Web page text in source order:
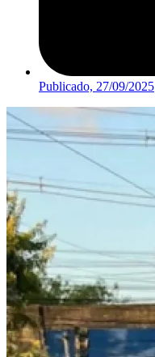
Publicado, 27/09/2025